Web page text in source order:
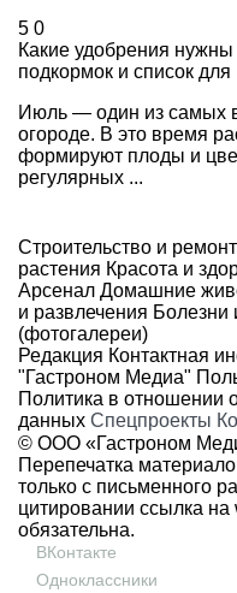
5 0
Какие удобрения
подкормок и список для
Июль — один из самых
огороде. В это время
формируют плоды и
регулярных ...
Строительство и ремонт
растения Красота и
Арсенал Домашние
и развлечения Болезни
(фотогалереи)
Редакция Контактная
"Гастроном Медиа"
Политика в отношении
данных Спецпроекты
© ООО «Гастроном
Перепечатка
только с письменного
цитировании ссылка на
обязательна.
ВКонтакте
Одноклассники